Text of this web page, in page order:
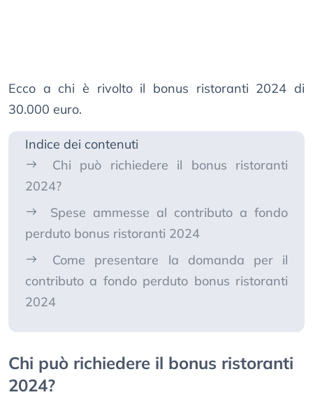
Ecco a chi è rivolto il bonus ristoranti 2024 di
30.000 euro.
Indice dei contenuti
Chi può richiedere il bonus ristoranti
2024?
Spese ammesse al contributo a fondo
perduto bonus ristoranti 2024
Come presentare la domanda per il
contributo a fondo perduto bonus ristoranti
2024
Chi può richiedere il bonus ristoranti
2024?